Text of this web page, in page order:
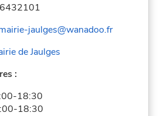
jaulges@wanadoo.fr
de Jaulges
:
18:30
18:30